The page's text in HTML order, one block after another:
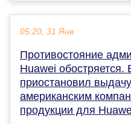
05:20, 31 Янв
Противостояние
Huawei обостряется.
приостановил
американским
продукции для